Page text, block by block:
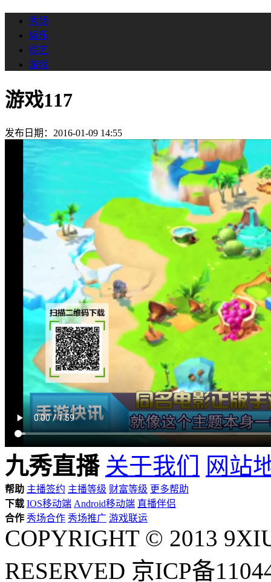
秀场
娱乐
综艺
游戏
游戏117
发布日期：2016-01-09 14:55
九秀直播 关于我们 网站
帮助 主播签约 主播等级 财富等级 更多帮助
下载 IOS移动端 Android移动端 直播伴侣
合作 秀场合作 秀场推广 游戏联运
COPYRIGHT © 2013
RESERVED 京ICP备